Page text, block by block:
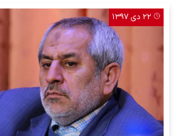
۲۲ دی ۱۳۹۷